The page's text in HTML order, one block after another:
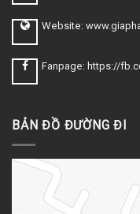
Website:
Fanpage: https://
BẢN ĐỒ ĐƯỜNG ĐI